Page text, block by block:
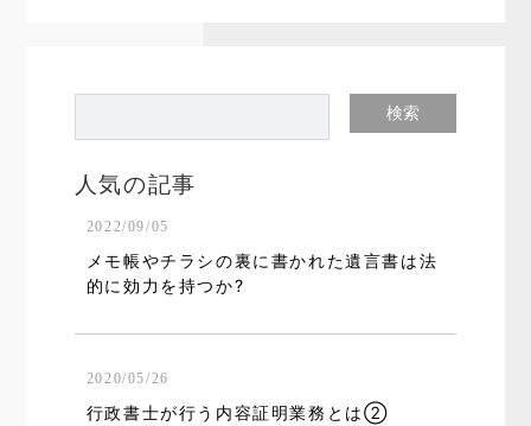
人気の記事
2022/09/05
メモ帳やチラシの裏に書かれた遺言書は法
的に効力を持つか?
2020/05/26
行政書士が行う内容証明業務とは②